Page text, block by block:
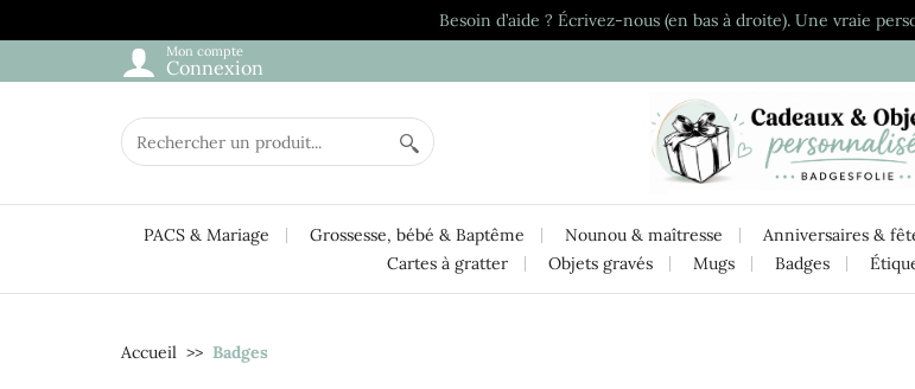
Besoin d’aide ? Écrivez-nous (en bas à droite). Une vraie
Mon compte
Connexion
PACS & Mariage Grossesse, bébé & Baptême Nounou & maîtresse Anniversaires &
Cartes à gratter
Objets gravés Mugs Badges
Accueil Badges